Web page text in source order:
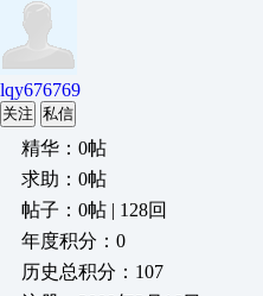
lqy676769
关注 私信
精华：0帖
求助：0帖
帖子：0帖 | 128回
年度积分：0
历史总积分：107